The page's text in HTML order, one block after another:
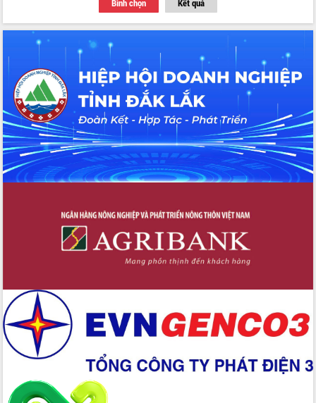
Thứ trưởng Bộ Y tế làm việc với tỉnh
Đắk Lắk về phát triển nhân lực y tế
cho trạm y tế cấp xã
Du lịch Đắk Lắk nâng tầm trải nghiệm
du khách thông qua Hệ thống cơ sở dữ
liệu và Bản đồ số
Tập huấn ứng dụng trí tuệ nhân tạo (AI)
trong thương mại điện tử năm 2026
Đoàn đại biểu Quốc hội tỉnh Đắk Lắk
trao đổi thông tin trước Kỳ họp thứ
nhất, Quốc hội khóa XVI
Quyết liệt cải cách hành chính, khơi
Nâng cao hiệu lực, hiệu quả HĐND
tỉnh thông qua hiện đại hóa hành chính
Xã Ea Phê gắn cải cách hành chính với
Hồ Thị Nguyên Thảo làm việc tại Trung
tâm Phục vụ hành chính công xã Ea
Xây dựng nền hành chính số đồng
hành cùng nông dân dân, doanh nghiệp
Giai đoạn 2026-2030, Đắk Lắk phấn
đấu có 77% xã đạt chuẩn nông thôn
mới
Bình chọn Kết quả